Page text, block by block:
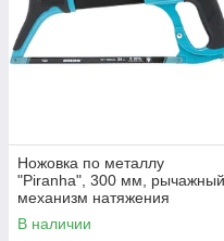
Ножовка по металлу
"Piranha", 300 мм, рычажный
механизм натяжения
полотна Gross
В наличии